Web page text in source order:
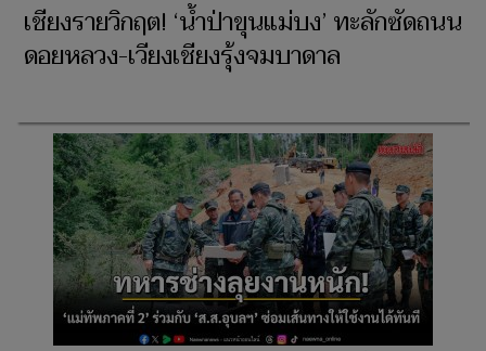
เชียงรายวิกฤต! ‘น้ำป่าขุนแม่บง’ ทะลักซัดถนน
ดอยหลวง-เวียงเชียงรุ้งจมบาดาล